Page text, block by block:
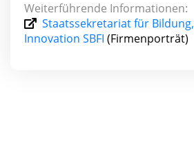
Weiterführende Informationen:
Staatssekretariat für
Innovation SBFI (Firmenporträt)